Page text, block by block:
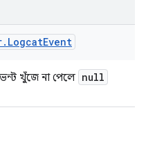
. LogcatEvent
খুঁজে না পেলে null